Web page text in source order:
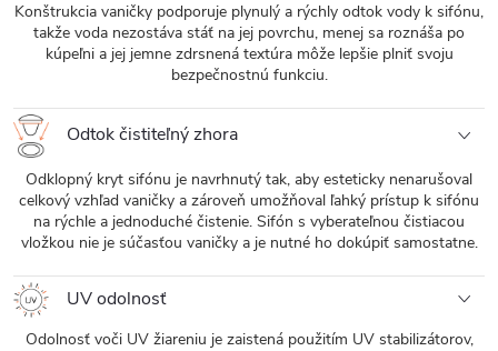
Konštrukcia vaničky podporuje plynulý a rýchly odtok vody k sifónu,
takže voda nezostáva stáť na jej povrchu, menej sa roznáša po
kúpeľni a jej jemne zdrsnená textúra môže lepšie plniť svoju
bezpečnostnú funkciu.
Odtok čistiteľný zhora
Odklopný kryt sifónu je navrhnutý tak, aby esteticky nenarušoval
celkový vzhľad vaničky a zároveň umožňoval ľahký prístup k sifónu
na rýchle a jednoduché čistenie. Sifón s vyberateľnou čistiacou
vložkou nie je súčasťou vaničky a je nutné ho dokúpiť samostatne.
UV odolnosť
Odolnosť voči UV žiareniu je zaistená použitím UV stabilizátorov,